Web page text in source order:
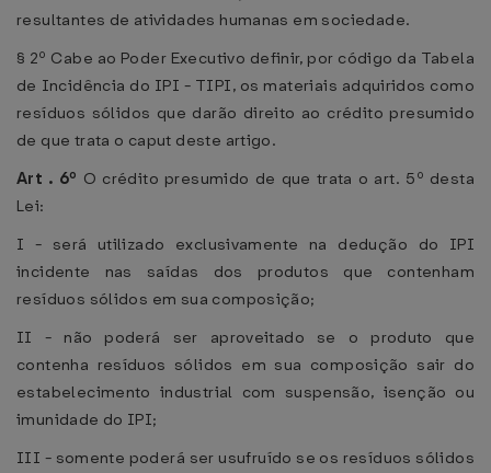
resultantes de atividades humanas em sociedade.
§ 2º Cabe ao Poder Executivo definir, por código da Tabela
de Incidência do IPI - TIPI, os materiais adquiridos como
resíduos sólidos que darão direito ao crédito presumido
de que trata o caput deste artigo.
Art . 6º O crédito presumido de que trata o art. 5º desta
Lei:
I - será utilizado exclusivamente na dedução do IPI
incidente nas saídas dos produtos que contenham
resíduos sólidos em sua composição;
II - não poderá ser aproveitado se o produto que
contenha resíduos sólidos em sua composição sair do
estabelecimento industrial com suspensão, isenção ou
imunidade do IPI;
III - somente poderá ser usufruído se os resíduos sólidos